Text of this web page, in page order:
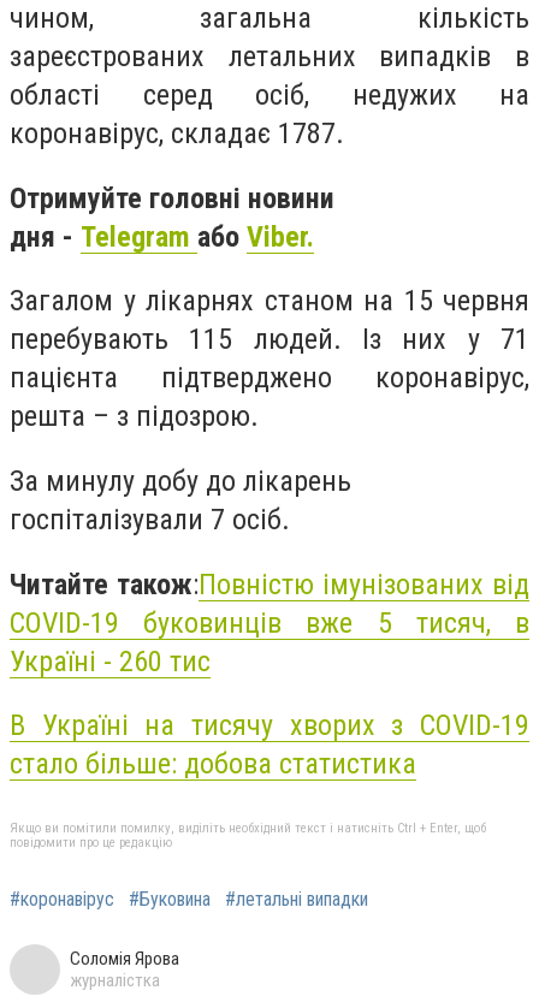
чином, загальна кількість
зареєстрованих летальних випадків в
області серед осіб, недужих на
коронавірус, складає 1787.
Отримуйте головні новини
дня - Telegram або Viber.
Загалом у лікарнях станом на 15 червня
перебувають 115 людей. Із них у 71
пацієнта підтверджено коронавірус,
решта – з підозрою.
За минулу добу до лікарень
госпіталізували 7 осіб.
Читайте також:Повністю імунізованих від
COVID-19 буковинців вже 5 тисяч, в
Україні - 260 тис
В Україні на тисячу хворих з COVID-19
стало більше: добова статистика
Якщо ви помітили помилку, виділіть необхідний текст і натисніть Ctrl + Enter, щоб
повідомити про це редакцію
#коронавірус #Буковина #летальні випадки
Соломія Ярова
журналістка